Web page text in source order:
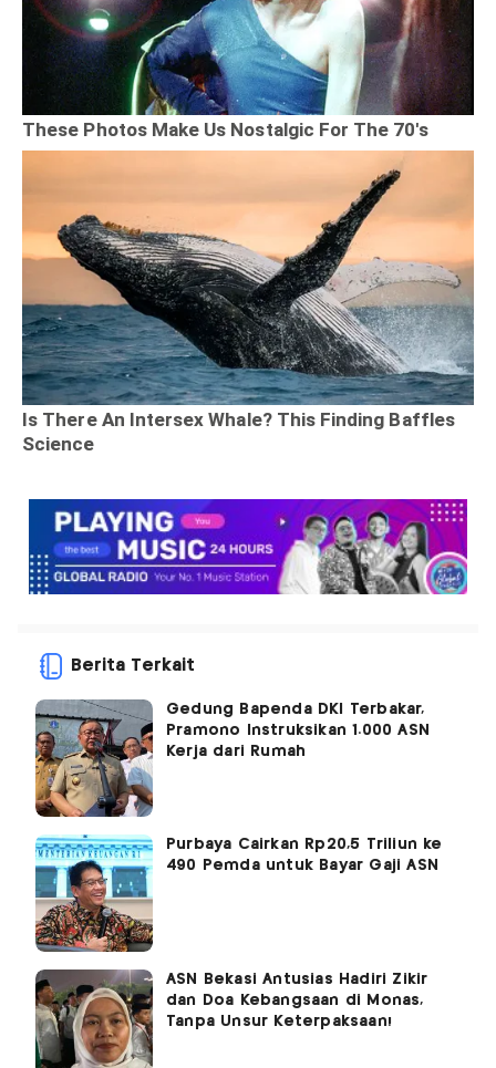
Berita Terkait
Gedung Bapenda DKI Terbakar,
Pramono Instruksikan 1.000 ASN
Kerja dari Rumah
Purbaya Cairkan Rp20,5 Triliun ke
490 Pemda untuk Bayar Gaji ASN
ASN Bekasi Antusias Hadiri Zikir
dan Doa Kebangsaan di Monas,
Tanpa Unsur Keterpaksaan!